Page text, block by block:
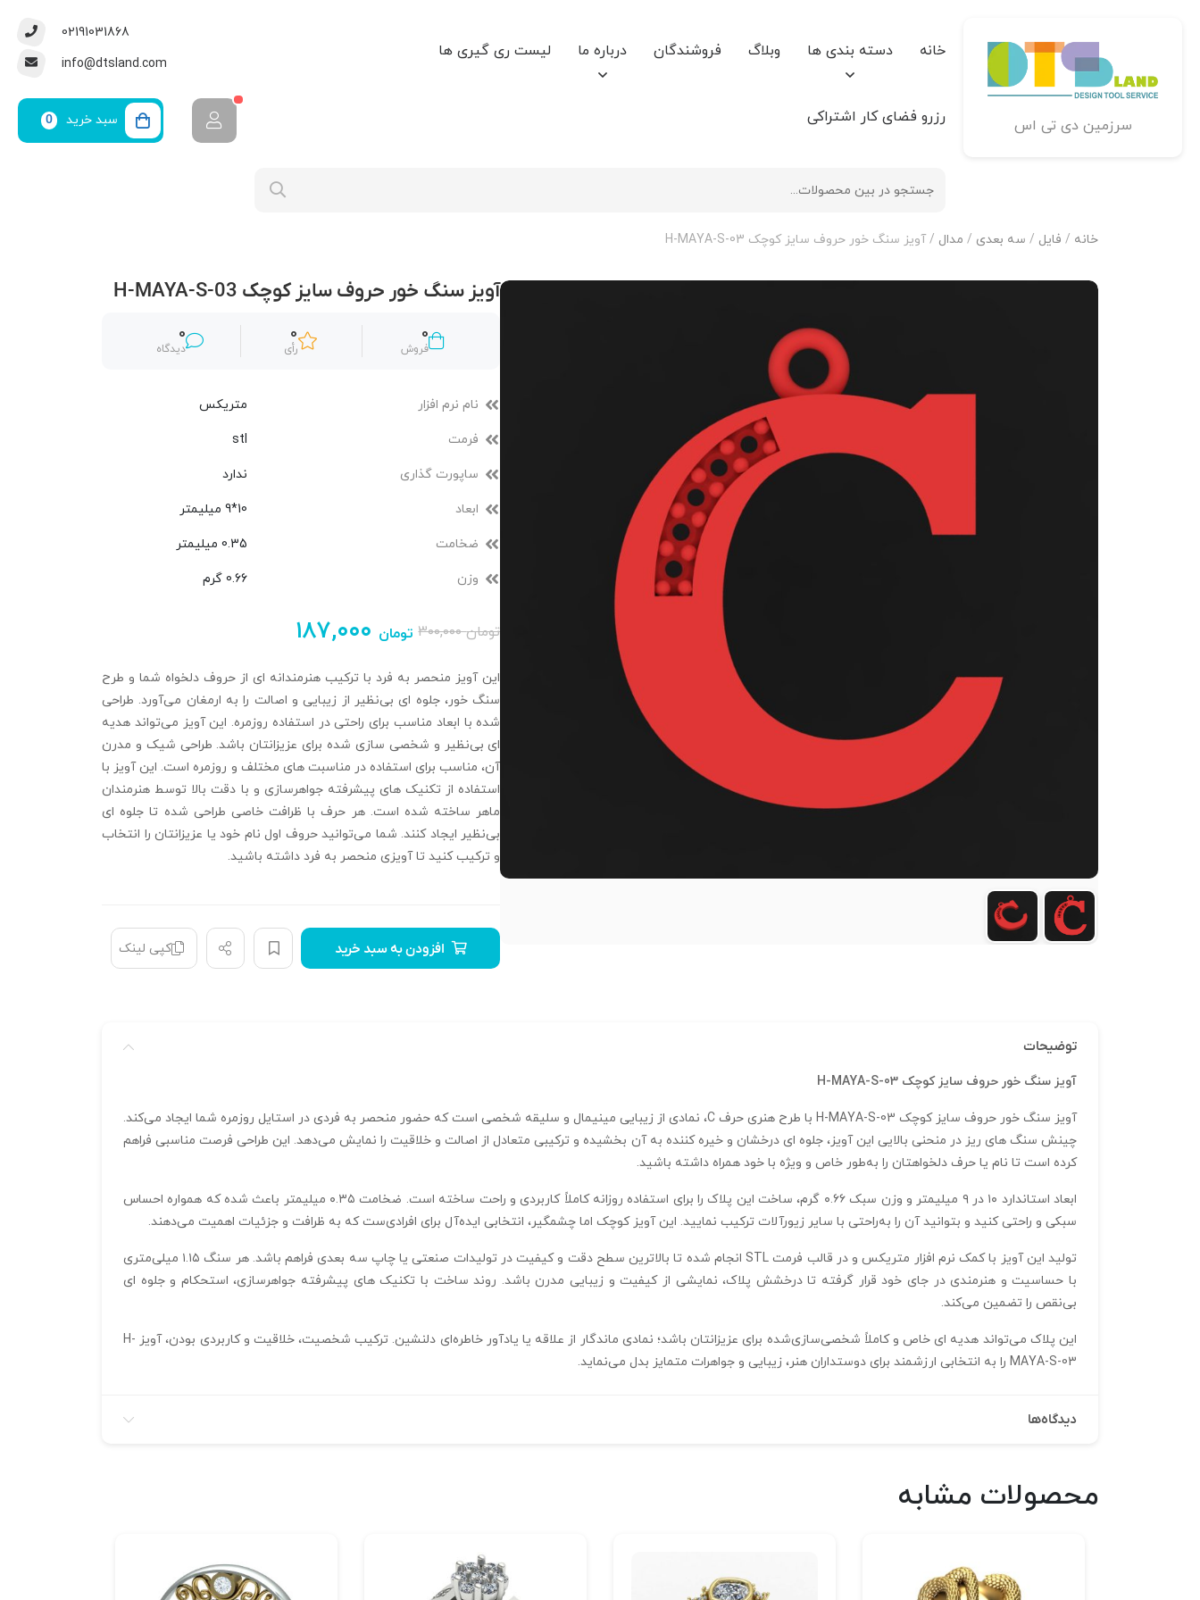
سرزمین دی تی اس
خانه دسته بندی ها وبلاگ فروشندگان درباره ما لیست ری گیری ها
رزرو فضای کار اشتراکی
02191031868
info@dtsland.com
سبد خرید 0
خانه / فایل / سه بعدی / مدال / آویز سنگ خور حروف سایز کوچک H-MAYA-S-03
آویز سنگ خور حروف سایز کوچک H-MAYA-S-03
0
فروش
0
رأی
0
دیدگاه
نام نرم افزار متریکس
فرمت stl
ساپورت گذاری ندارد
ابعاد 10*9 میلیمتر
ضخامت 0.35 میلیمتر
وزن 0.66 گرم
۳۰۰,۰۰۰تومان ۱۸۷,۰۰۰ تومان
این آویز منحصر به فرد با ترکیب هنرمندانه‌ ای از حروف دلخواه شما و طرح
سنگ‌ خور، جلوه‌ ای بی‌نظیر از زیبایی و اصالت را به ارمغان می‌آورد. طراحی
شده با ابعاد مناسب برای راحتی در استفاده روزمره. این آویز می‌تواند هدیه‌
ای بی‌نظیر و شخصی‌ سازی‌ شده برای عزیزانتان باشد. طراحی شیک و مدرن
آن، مناسب برای استفاده در مناسبت‌ های مختلف و روزمره است. این آویز با
استفاده از تکنیک‌ های پیشرفته جواهرسازی و با دقت بالا توسط هنرمندان
ماهر ساخته شده است. هر حرف با ظرافت خاصی طراحی شده تا جلوه‌ ای
بی‌نظیر ایجاد کنند. شما می‌توانید حروف اول نام خود یا عزیزانتان را انتخاب
و ترکیب کنید تا آویزی منحصر به فرد داشته باشید.
افزودن به سبد خرید کپی لینک
توضیحات
آویز سنگ خور حروف سایز کوچک H-MAYA-S-03
آویز سنگ خور حروف سایز کوچک H-MAYA-S-03 با طرح هنری حرف C، نمادی از زیبایی مینیمال و سلیقه شخصی است که حضور منحصر به فردی در استایل روزمره شما ایجاد می‌کند.
چینش سنگ‌ های ریز در منحنی بالایی این آویز، جلوه‌ ای درخشان و خیره‌ کننده به آن بخشیده و ترکیبی متعادل از اصالت و خلاقیت را نمایش می‌دهد. این طراحی فرصت مناسبی فراهم
کرده است تا نام یا حرف دلخواهتان را به‌طور خاص و ویژه با خود همراه داشته باشید.
ابعاد استاندارد ۱۰ در ۹ میلیمتر و وزن سبک ۰.۶۶ گرم، ساخت این پلاک را برای استفاده روزانه کاملاً کاربردی و راحت ساخته است. ضخامت ۰.۳۵ میلیمتر باعث شده که همواره احساس
سبکی و راحتی کنید و بتوانید آن را به‌راحتی با سایر زیورآلات ترکیب نمایید. این آویز کوچک اما چشمگیر، انتخابی ایده‌آل برای افرادی‌ست که به ظرافت و جزئیات اهمیت می‌دهند.
تولید این آویز با کمک نرم‌ افزار متریکس و در قالب فرمت STL انجام شده تا بالاترین سطح دقت و کیفیت در تولیدات صنعتی یا چاپ سه‌ بعدی فراهم باشد. هر سنگ ۱.۱۵ میلی‌متری
با حساسیت و هنرمندی در جای خود قرار گرفته تا درخشش پلاک، نمایشی از کیفیت و زیبایی مدرن باشد. روند ساخت با تکنیک‌ های پیشرفته جواهرسازی، استحکام و جلوه‌ ای
بی‌نقص را تضمین می‌کند.
این پلاک می‌تواند هدیه‌ ای خاص و کاملاً شخصی‌سازی‌شده برای عزیزانتان باشد؛ نمادی ماندگار از علاقه یا یادآور خاطره‌ای دلنشین. ترکیب شخصیت، خلاقیت و کاربردی بودن، آویز H-
MAYA-S-03 را به انتخابی ارزشمند برای دوستداران هنر، زیبایی و جواهرات متمایز بدل می‌نماید.
دیدگاه‌ها
محصولات مشابه